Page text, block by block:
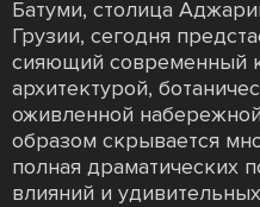
Батуми, столица
Грузии, сегодня
сияющий современный
архитектурой,
оживленной
образом скрывается
полная драматических
влияний и